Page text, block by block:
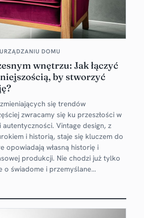
DOMU
wnętrzu: Jak łączyć
by stworzyć
się trendów
zwracamy się ku przeszłości w
Vintage design, z
i historią, staje się kluczem do
opowiadają własną historię i
produkcji. Nie chodzi już tylko
o świadome i przemyślane…